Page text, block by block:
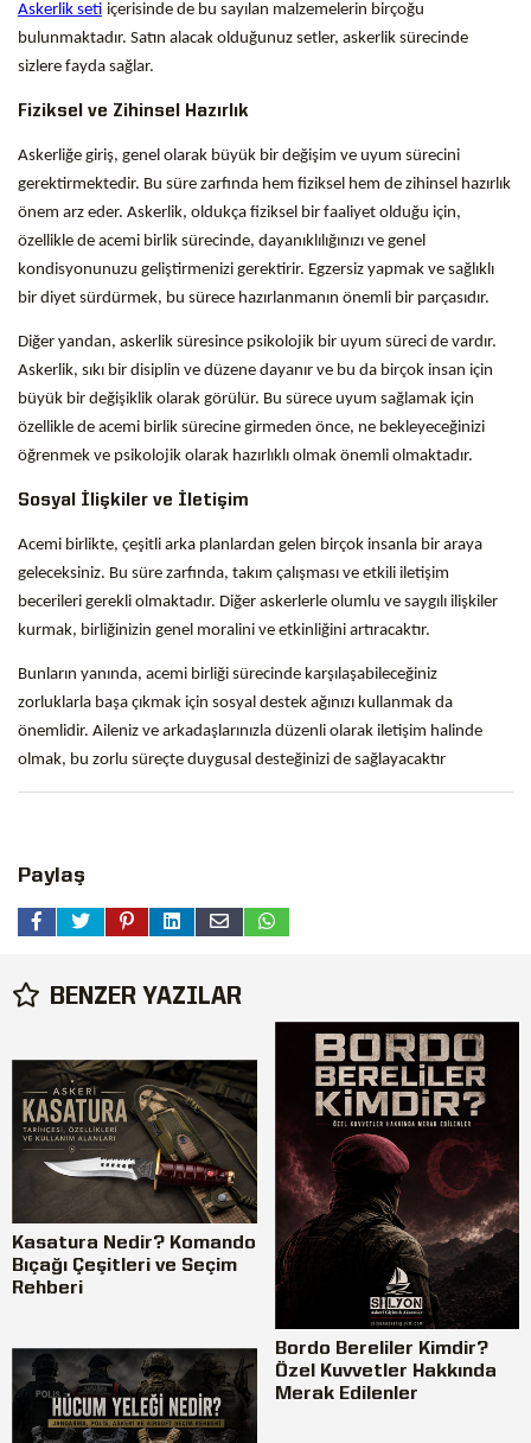
Askerlik seti içerisinde de bu sayılan malzemelerin birçoğu
bulunmaktadır. Satın alacak olduğunuz setler, askerlik sürecinde
sizlere fayda sağlar.
Fiziksel ve Zihinsel Hazırlık
Askerliğe giriş, genel olarak büyük bir değişim ve uyum sürecini
gerektirmektedir. Bu süre zarfında hem fiziksel hem de zihinsel hazırlık
önem arz eder. Askerlik, oldukça fiziksel bir faaliyet olduğu için,
özellikle de acemi birlik sürecinde, dayanıklılığınızı ve genel
kondisyonunuzu geliştirmenizi gerektirir. Egzersiz yapmak ve sağlıklı
bir diyet sürdürmek, bu sürece hazırlanmanın önemli bir parçasıdır.
Diğer yandan, askerlik süresince psikolojik bir uyum süreci de vardır.
Askerlik, sıkı bir disiplin ve düzene dayanır ve bu da birçok insan için
büyük bir değişiklik olarak görülür. Bu sürece uyum sağlamak için
özellikle de acemi birlik sürecine girmeden önce, ne bekleyeceğinizi
öğrenmek ve psikolojik olarak hazırlıklı olmak önemli olmaktadır.
Sosyal İlişkiler ve İletişim
Acemi birlikte, çeşitli arka planlardan gelen birçok insanla bir araya
geleceksiniz. Bu süre zarfında, takım çalışması ve etkili iletişim
becerileri gerekli olmaktadır. Diğer askerlerle olumlu ve saygılı ilişkiler
kurmak, birliğinizin genel moralini ve etkinliğini artıracaktır.
Bunların yanında, acemi birliği sürecinde karşılaşabileceğiniz
zorluklarla başa çıkmak için sosyal destek ağınızı kullanmak da
önemlidir. Aileniz ve arkadaşlarınızla düzenli olarak iletişim halinde
olmak, bu zorlu süreçte duygusal desteğinizi de sağlayacaktır
Paylaş
BENZER YAZILAR
Kasatura Nedir? Komando
Bıçağı Çeşitleri ve Seçim
Rehberi
Bordo Bereliler Kimdir?
Özel Kuvvetler Hakkında
Merak Edilenler